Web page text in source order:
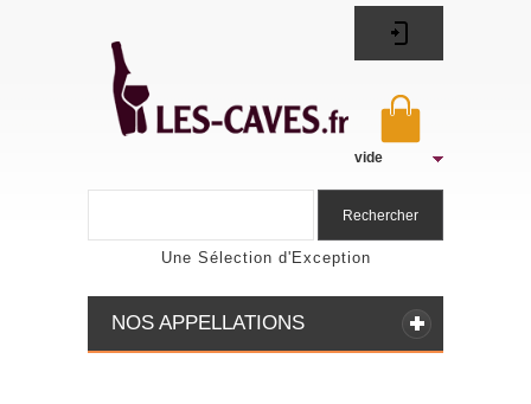
Une Sélection d'Exception
vide
NOS APPELLATIONS
Rechercher